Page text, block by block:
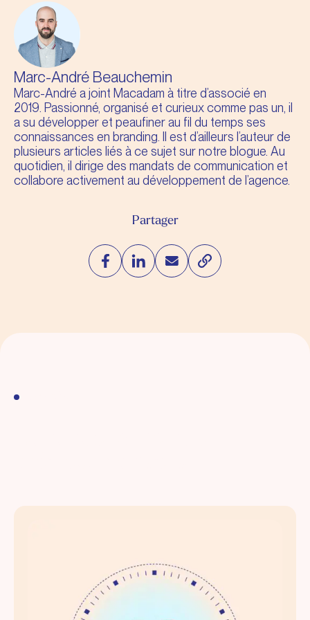
vous le demandiez, vous avez franchi un cap.
Marc-André Beauchemin
Marc-André a joint Macadam à titre d’associé en
2019. Passionné, organisé et curieux comme pas un, il
a su développer et peaufiner au fil du temps ses
connaissances en branding. Il est d’ailleurs l’auteur de
plusieurs articles liés à ce sujet sur notre blogue. Au
quotidien, il dirige des mandats de communication et
collabore activement au développement de l’agence.
Partager